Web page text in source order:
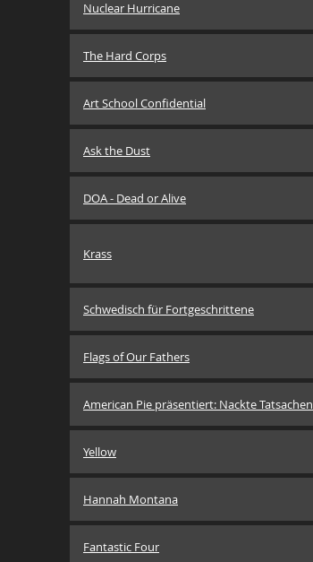
Nuclear Hurricane
The Hard Corps
Art School Confidential
Ask the Dust
DOA - Dead or Alive
Krass
Schwedisch für Fortgeschrittene
Flags of Our Fathers
American Pie präsentiert: Nackte Tatsachen
Yellow
Hannah Montana
Fantastic Four